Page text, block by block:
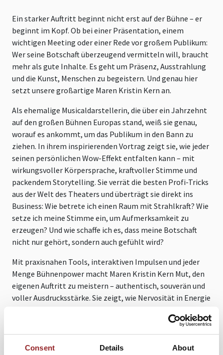
Consent Details About
Ein starker Auftritt beginnt nicht erst auf der Bühne – er
beginnt im Kopf. Ob bei einer Präsentation, einem
wichtigen Meeting oder einer Rede vor großem Publikum:
Wer seine Botschaft überzeugend vermitteln will, braucht
mehr als gute Inhalte. Es geht um Präsenz, Ausstrahlung
und die Kunst, Menschen zu begeistern. Und genau hier
setzt unsere großartige Maren Kristin Kern an.
Als ehemalige Musicaldarstellerin, die über ein Jahrzehnt
auf den großen Bühnen Europas stand, weiß sie genau,
worauf es ankommt, um das Publikum in den Bann zu
ziehen. In ihrem inspirierenden Vortrag zeigt sie, wie jeder
seinen persönlichen Wow-Effekt entfalten kann – mit
wirkungsvoller Körpersprache, kraftvoller Stimme und
packendem Storytelling. Sie verrät die besten Profi-Tricks
aus der Welt des Theaters und überträgt sie direkt ins
Business: Wie betrete ich einen Raum mit Strahlkraft? Wie
setze ich meine Stimme ein, um Aufmerksamkeit zu
erzeugen? Und wie schaffe ich es, dass meine Botschaft
nicht nur gehört, sondern auch gefühlt wird?
Mit praxisnahen Tools, interaktiven Impulsen und jeder
Menge Bühnenpower macht Maren Kristin Kern Mut, den
eigenen Auftritt zu meistern – authentisch, souverän und
voller Ausdrucksstärke. Sie zeigt, wie Nervosität in Energie
werden und warum der erste Eindruck über Erfolg oder
Misserfolg entscheidet.